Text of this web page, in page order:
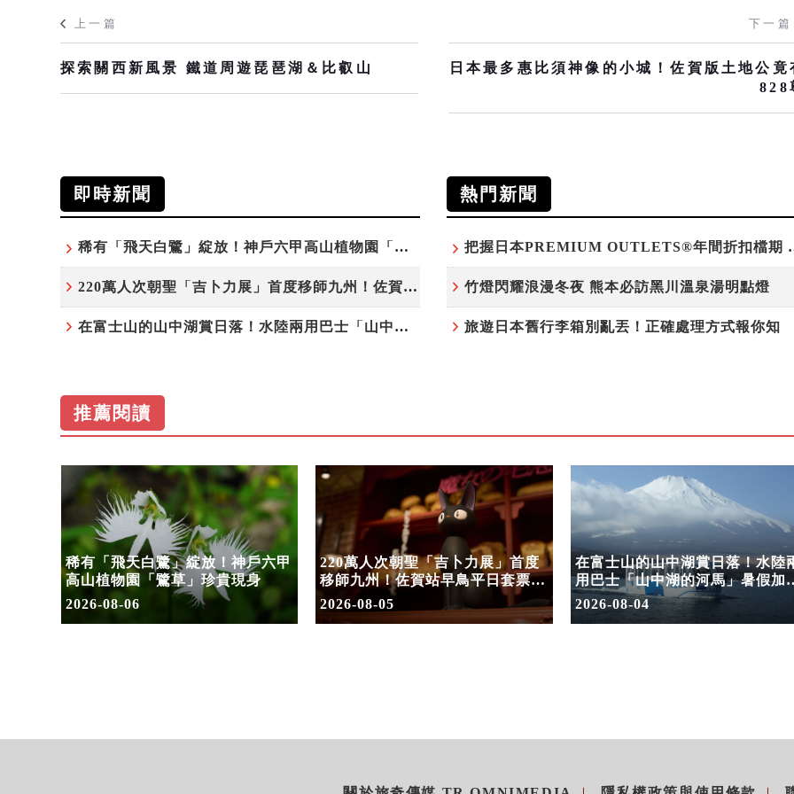
上一篇
探索關西新風景 鐵道周遊琵琶湖＆比叡山
下一篇
日本最多惠比須神像的小城！佐賀版土地公竟
828
即時新聞
稀有「飛天白鷺」綻放！神戶六甲高山植物園「鷺草」珍貴現身
220萬人次朝聖「吉卜力展」首度移師九州！佐賀站早鳥平日套票8/10搶先開賣
在富士山的山中湖賞日落！水陸兩用巴士「山中湖的河馬」暑假加開夕陽班次
熱門新聞
把握日本
竹燈閃耀浪漫冬夜 熊本必訪黑川溫泉湯明點燈
旅遊日本舊行李箱別亂丟！正確處理方式報你知
推薦閱讀
稀有「飛天白鷺」綻放！神戶六甲
高山植物園「鷺草」珍貴現身
2026-08-06
220萬人次朝聖「吉卜力展」首度
移師九州！佐賀站早鳥平日套票
8/10搶先開賣
2026-08-05
在富士山的山中湖賞日落！水陸
用巴士「山中湖的河馬」暑假加
夕陽班次
2026-08-04